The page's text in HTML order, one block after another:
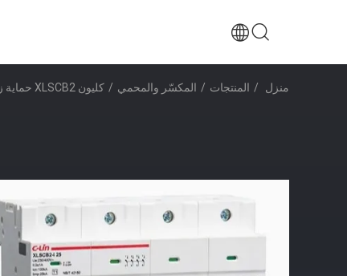
منزل / المنتجات / المكسّر والمحمي / كليون XLSCB2 حماية زيادة الحرارة مع 230/400VAC لآلة فحص السيارات